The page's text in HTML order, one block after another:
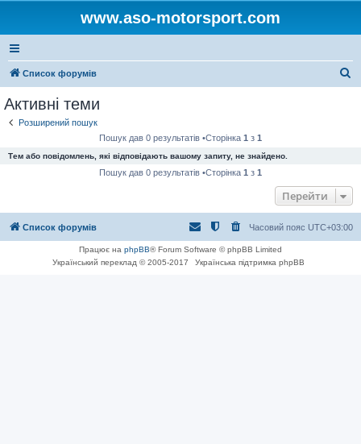
www.aso-motorsport.com
Список форумів
Активні теми
Розширений пошук
Пошук дав 0 результатів •Сторінка 1 з 1
Тем або повідомлень, які відповідають вашому запиту, не знайдено.
Пошук дав 0 результатів •Сторінка 1 з 1
Перейти
Список форумів Часовий пояс UTC+03:00
Працює на phpBB® Forum Software © phpBB Limited
Український переклад © 2005-2017
Українська підтримка phpBB